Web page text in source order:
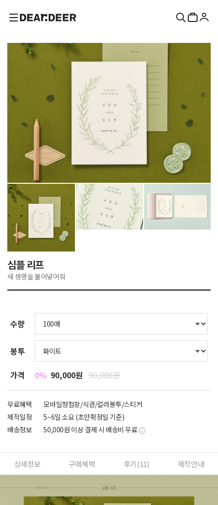
심플 리프
새 생명을 불어넣어줘
수량
봉투
가격 0% 90,000원 90,000원
무료혜택
모바일청첩장/식권/컬러봉투/스티커
제작일정
5~6일 소요 (초안확정일 기준)
배송정보
50,000원 이상 결제 시 배송비 무료
상세정보 구매혜택 후기(11) 제작안내